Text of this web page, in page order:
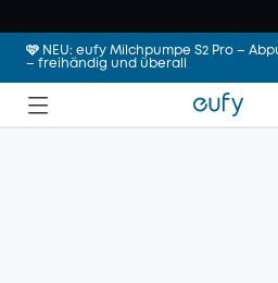
🩷 NEU: eufy Milchpumpe S2 Pro –
– freihändig und überall